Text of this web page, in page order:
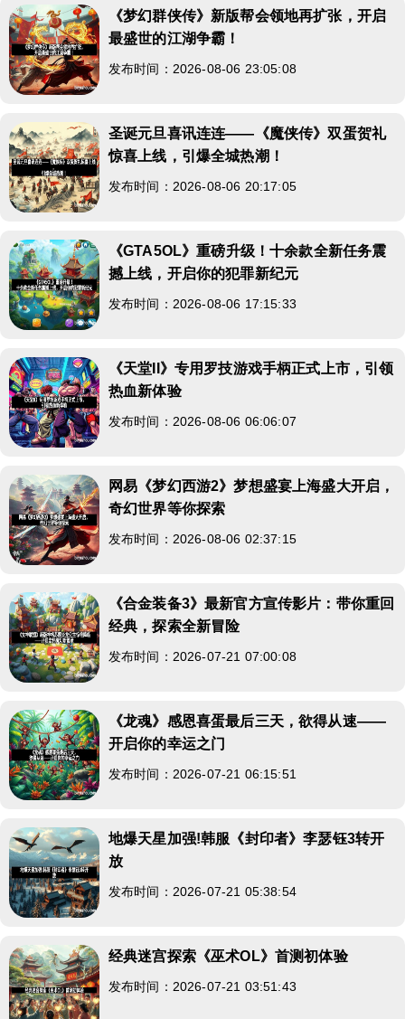
《梦幻群侠传》新版帮会领地再扩张，开启
最盛世的江湖争霸！
发布时间：2026-08-06 23:05:08
圣诞元旦喜讯连连——《魔侠传》双蛋贺礼
惊喜上线，引爆全城热潮！
发布时间：2026-08-06 20:17:05
《GTA5OL》重磅升级！十余款全新任务震
撼上线，开启你的犯罪新纪元
发布时间：2026-08-06 17:15:33
《天堂II》专用罗技游戏手柄正式上市，引领
热血新体验
发布时间：2026-08-06 06:06:07
网易《梦幻西游2》梦想盛宴上海盛大开启，
奇幻世界等你探索
发布时间：2026-08-06 02:37:15
《合金装备3》最新官方宣传影片：带你重回
经典，探索全新冒险
发布时间：2026-07-21 07:00:08
《龙魂》感恩喜蛋最后三天，欲得从速——
开启你的幸运之门
发布时间：2026-07-21 06:15:51
地爆天星加强!韩服《封印者》李瑟钰3转开
放
发布时间：2026-07-21 05:38:54
经典迷宫探索《巫术OL》首测初体验
发布时间：2026-07-21 03:51:43